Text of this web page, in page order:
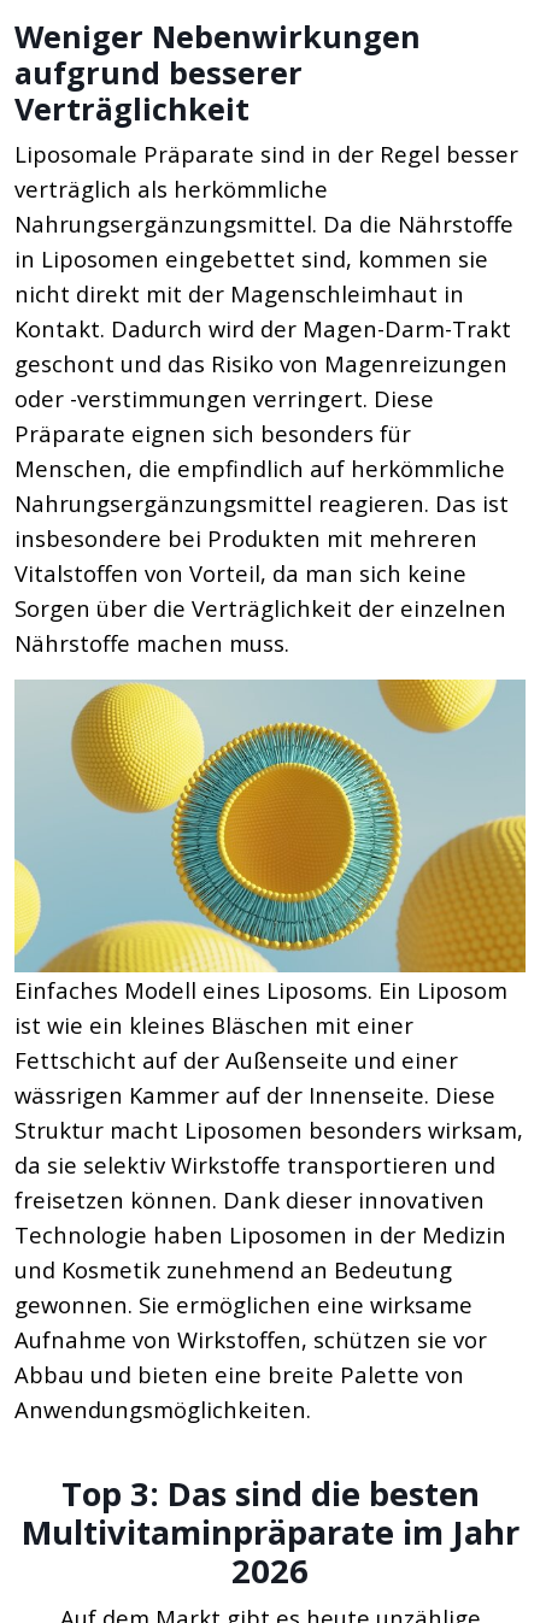
Weniger Nebenwirkungen
aufgrund besserer
Verträglichkeit
Liposomale Präparate sind in der Regel besser
verträglich als herkömmliche
Nahrungsergänzungsmittel. Da die Nährstoffe
in Liposomen eingebettet sind, kommen sie
nicht direkt mit der Magenschleimhaut in
Kontakt. Dadurch wird der Magen-Darm-Trakt
geschont und das Risiko von Magenreizungen
oder -verstimmungen verringert. Diese
Präparate eignen sich besonders für
Menschen, die empfindlich auf herkömmliche
Nahrungsergänzungsmittel reagieren. Das ist
insbesondere bei Produkten mit mehreren
Vitalstoffen von Vorteil, da man sich keine
Sorgen über die Verträglichkeit der einzelnen
Nährstoffe machen muss.
Einfaches Modell eines Liposoms. Ein Liposom
ist wie ein kleines Bläschen mit einer
Fettschicht auf der Außenseite und einer
wässrigen Kammer auf der Innenseite. Diese
Struktur macht Liposomen besonders wirksam,
da sie selektiv Wirkstoffe transportieren und
freisetzen können. Dank dieser innovativen
Technologie haben Liposomen in der Medizin
und Kosmetik zunehmend an Bedeutung
gewonnen. Sie ermöglichen eine wirksame
Aufnahme von Wirkstoffen, schützen sie vor
Abbau und bieten eine breite Palette von
Anwendungsmöglichkeiten.
Top 3: Das sind die besten
Multivitaminpräparate im Jahr
2026